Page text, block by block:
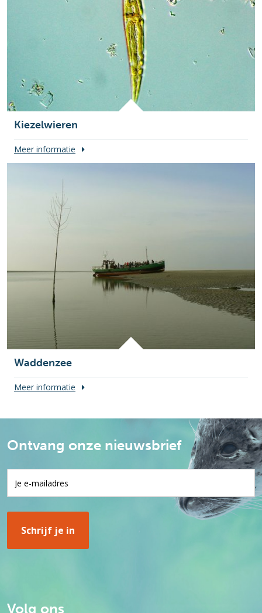
Kiezelwieren
Meer informatie
Waddenzee
Meer informatie
Ontvang onze nieuwsbrief
Volg ons